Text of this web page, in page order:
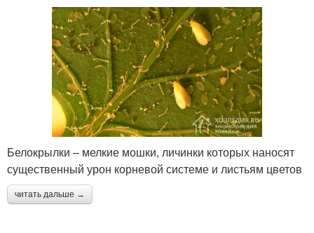
Белокрылки – мелкие мошки, личинки которых наносят
существенный урон корневой системе и листьям цветов
читать дальше →